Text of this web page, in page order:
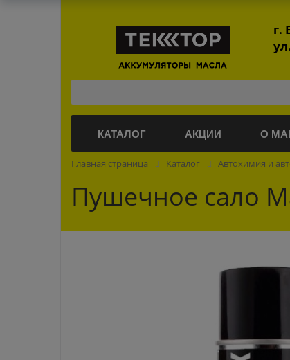
г.
КАТАЛОГ АКЦИИ О
Главная страница Каталог Автохимия и
Пушечное сало